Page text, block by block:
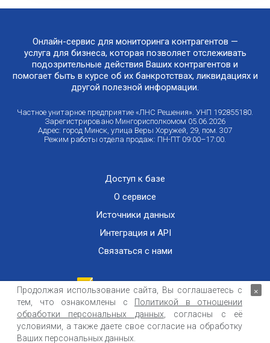
Онлайн-сервис для мониторинга контрагентов —
услуга для бизнеса, которая позволяет отслеживать
подозрительные действия Ваших контрагентов и
помогает быть в курсе об их банкротствах, ликвидациях и
другой полезной информации.
Частное унитарное предприятие «ЛНС Решения». УНП 192855180.
Зарегистрировано Мингорисполкомом 05.06.2026
Адрес: город Минск, улица Веры Хоружей, 29, пом. 307
Режим работы отдела продаж: ПН-ПТ 09:00–17:00.
Доступ к базе
О сервисе
Источники данных
Интеграция и API
Связаться с нами
Публичный договор оказания информационных услуг
ООО «Контемпорари» не несет ответственности за достоверность информации,
получаемой из открытых источников и от третьих лиц.
Продолжая использование сайта, Вы соглашаетесь с
тем, что ознакомлены с
Политикой в отношении
обработки персональных данных , согласны с её
условиями, а также даете свое согласие на обработку
Ваших персональных данных.
×